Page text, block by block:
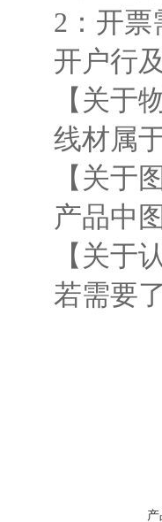
2：开
开户行
【关于
线材属
【关于
产品中
【关于
若需要